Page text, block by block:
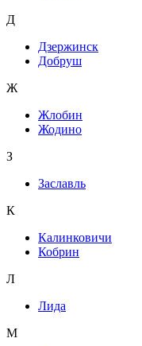
Д
Дзержинск
Добруш
Ж
Жлобин
Жодино
З
Заславль
К
Калинковичи
Кобрин
Л
Лида
М